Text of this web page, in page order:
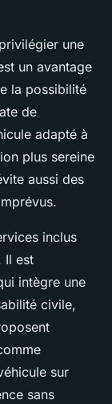
une
un avantage
la possibilité
de
adapté à
plus sereine
aussi des
inclus
Il est
intègre une
civile,
sur
sans